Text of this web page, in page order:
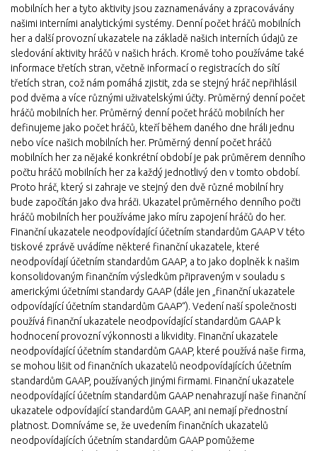
mobilních her a tyto aktivity jsou zaznamenávány a zpracovávány
našimi interními analytickými systémy. Denní počet hráčů mobilních
her a další provozní ukazatele na základě našich interních údajů ze
sledování aktivity hráčů v našich hrách. Kromě toho používáme také
informace třetích stran, včetně informací o registracích do sítí
třetích stran, což nám pomáhá zjistit, zda se stejný hráč nepřihlásil
pod dvěma a více různými uživatelskými účty. Průměrný denní počet
hráčů mobilních her. Průměrný denní počet hráčů mobilních her
definujeme jako počet hráčů, kteří během daného dne hráli jednu
nebo více našich mobilních her. Průměrný denní počet hráčů
mobilních her za nějaké konkrétní období je pak průměrem denního
počtu hráčů mobilních her za každý jednotlivý den v tomto období.
Proto hráč, který si zahraje ve stejný den dvě různé mobilní hry
bude započítán jako dva hráči. Ukazatel průměrného denního počti
hráčů mobilních her používáme jako míru zapojení hráčů do her.
Finanční ukazatele neodpovídající účetním standardům GAAP V této
tiskové zprávě uvádíme některé finanční ukazatele, které
neodpovídají účetním standardům GAAP, a to jako doplněk k našim
konsolidovaným finančním výsledkům připraveným v souladu s
americkými účetními standardy GAAP (dále jen „finanční ukazatele
odpovídající účetním standardům GAAP“). Vedení naší společnosti
používá finanční ukazatele neodpovídající standardům GAAP k
hodnocení provozní výkonnosti a likvidity. Finanční ukazatele
neodpovídající účetním standardům GAAP, které používá naše firma,
se mohou lišit od finančních ukazatelů neodpovídajících účetním
standardům GAAP, používaných jinými firmami. Finanční ukazatele
neodpovídající účetním standardům GAAP nenahrazují naše finanční
ukazatele odpovídající standardům GAAP, ani nemají přednostní
platnost. Domníváme se, že uvedením finančních ukazatelů
neodpovídajících účetním standardům GAAP pomůžeme